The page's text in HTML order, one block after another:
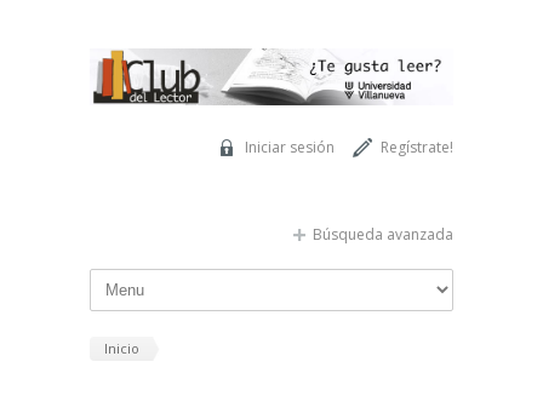
Regístrate!
Iniciar sesión
Búsqueda avanzada
Inicio